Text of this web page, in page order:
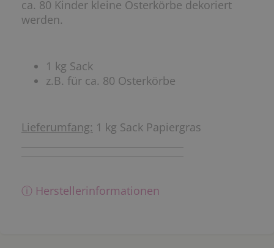
ca. 80 Kinder kleine Osterkörbe dekoriert
werden.
1 kg Sack
z.B. für ca. 80 Osterkörbe
Lieferumfang: 1 kg Sack Papiergras
ⓘ Herstellerinformationen